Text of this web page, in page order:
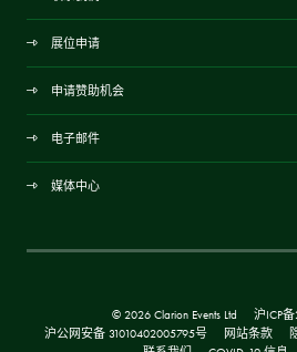
展位申请
申请赞助机会
电子邮件
媒体中心
© 2026 Clarion Events Ltd
沪ICP
沪公网安备 31010402005795号
网站条款